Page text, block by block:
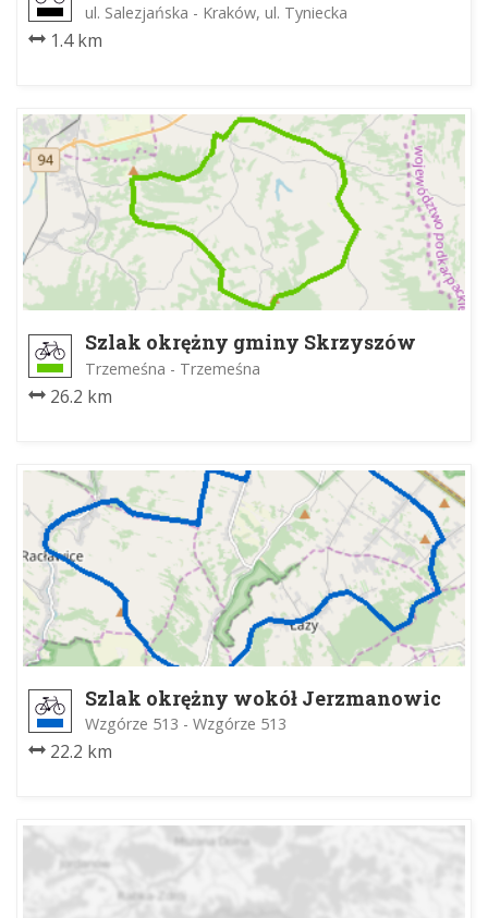
ul. Salezjańska - Kraków, ul. Tyniecka
1.4 km
Szlak okrężny gminy Skrzyszów
Trzemeśna - Trzemeśna
26.2 km
Szlak okrężny wokół Jerzmanowic
Wzgórze 513 - Wzgórze 513
22.2 km